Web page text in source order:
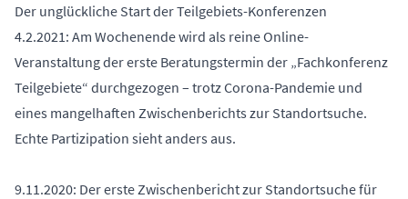
Der unglückliche Start der Teilgebiets-Konferenzen
4.2.2021: Am Wochenende wird als reine Online-
Veranstaltung der erste Beratungstermin der „Fachkonferenz
Teilgebiete“ durchgezogen – trotz Corona-Pandemie und
eines mangelhaften Zwischenberichts zur Standortsuche.
Echte Partizipation sieht anders aus.
9.11.2020: Der erste Zwischenbericht zur Standortsuche für